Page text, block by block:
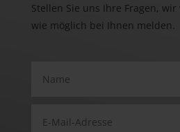
Stellen Sie uns Ihre Fragen,
wie möglich bei Ihnen melden.